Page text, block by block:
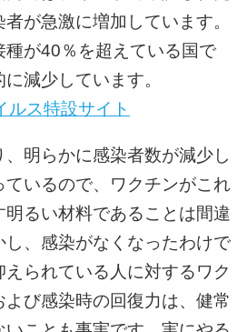
が急激に増加しています。
種が40％を超えている国で
減少しています。
ルス特設サイト
明らかに感染者数が減少し
いるので、ワクチンがこれ
明るい材料であることは間違
し、感染がなくなったわけで
られている人に対するワク
び感染時の回復力は、健常